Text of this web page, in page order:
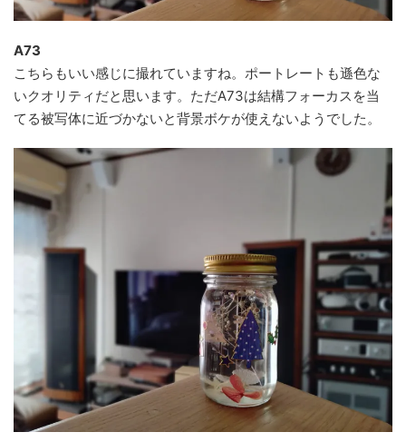
A73
こちらもいい感じに撮れていますね。ポートレートも遜色な
いクオリティだと思います。ただA73は結構フォーカスを当
てる被写体に近づかないと背景ボケが使えないようでした。